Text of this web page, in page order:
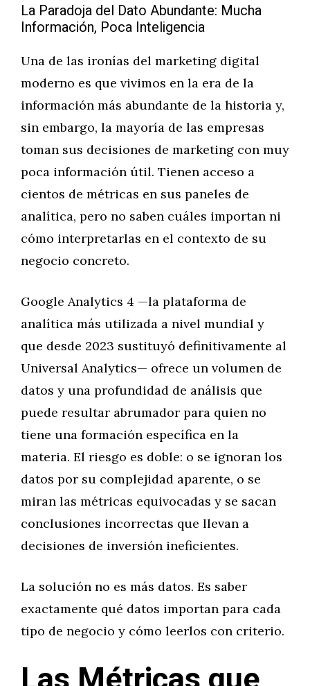
La Paradoja del Dato Abundante: Mucha
Información, Poca Inteligencia
Una de las ironías del marketing digital
moderno es que vivimos en la era de la
información más abundante de la historia y,
sin embargo, la mayoría de las empresas
toman sus decisiones de marketing con muy
poca información útil. Tienen acceso a
cientos de métricas en sus paneles de
analítica, pero no saben cuáles importan ni
cómo interpretarlas en el contexto de su
negocio concreto.
Google Analytics 4 —la plataforma de
analítica más utilizada a nivel mundial y
que desde 2023 sustituyó definitivamente al
Universal Analytics— ofrece un volumen de
datos y una profundidad de análisis que
puede resultar abrumador para quien no
tiene una formación específica en la
materia. El riesgo es doble: o se ignoran los
datos por su complejidad aparente, o se
miran las métricas equivocadas y se sacan
conclusiones incorrectas que llevan a
decisiones de inversión ineficientes.
La solución no es más datos. Es saber
exactamente qué datos importan para cada
tipo de negocio y cómo leerlos con criterio.